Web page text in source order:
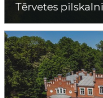
Tērvetes pilskalni